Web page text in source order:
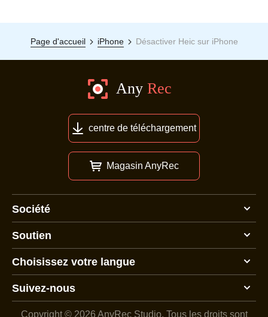
Page d'accueil iPhone Désactiver Heic sur iPhone
centre de téléchargement
Magasin AnyRec
Société
Soutien
Choisissez votre langue
Suivez-nous
Copyright © 2026 AnyRec Studio. Tous les droits sont